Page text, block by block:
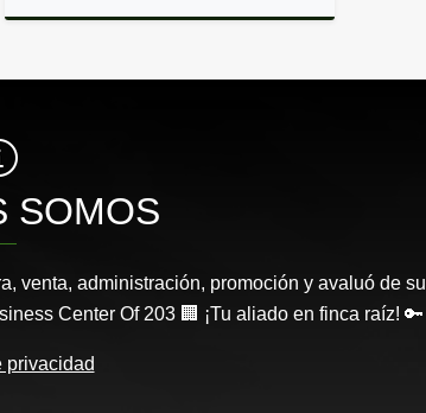
$900.000
SOMOS
venta, administración, promoción y avaluó de su
Center Of 203 🏢 ¡Tu aliado en finca raíz! 🔑
privacidad